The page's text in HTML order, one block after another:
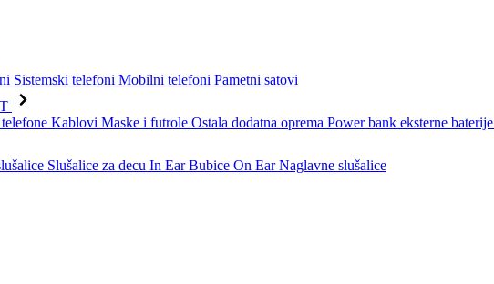
Sistemski telefoni Mobilni telefoni Pametni satovi
Kablovi Maske i futrole Ostala dodatna oprema Power bank eksterne baterije
Slušalice za decu In Ear Bubice On Ear Naglavne slušalice